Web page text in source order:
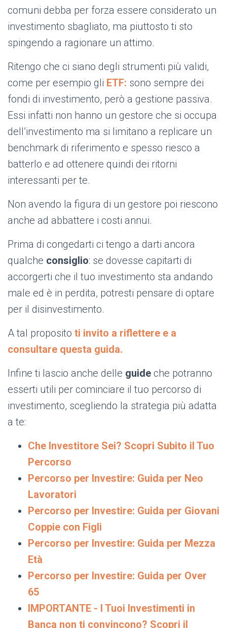
comuni debba per forza essere considerato un
investimento sbagliato, ma piuttosto ti sto
spingendo a ragionare un attimo.
Ritengo che ci siano degli strumenti più validi,
come per esempio gli ETF: sono sempre dei
fondi di investimento, però a gestione passiva.
Essi infatti non hanno un gestore che si occupa
dell’investimento ma si limitano a replicare un
benchmark di riferimento e spesso riesco a
batterlo e ad ottenere quindi dei ritorni
interessanti per te.
Non avendo la figura di un gestore poi riescono
anche ad abbattere i costi annui.
Prima di congedarti ci tengo a darti ancora
qualche consiglio: se dovesse capitarti di
accorgerti che il tuo investimento sta andando
male ed è in perdita, potresti pensare di optare
per il disinvestimento.
A tal proposito ti invito a riflettere e a
consultare questa guida.
Infine ti lascio anche delle guide che potranno
esserti utili per cominciare il tuo percorso di
investimento, scegliendo la strategia più adatta
a te:
Che Investitore Sei? Scopri Subito il Tuo
Percorso
Percorso per Investire: Guida per Neo
Lavoratori
Percorso per Investire: Guida per Giovani
Coppie con Figli
Percorso per Investire: Guida per Mezza
Età
Percorso per Investire: Guida per Over
65
IMPORTANTE - I Tuoi Investimenti in
Banca non ti convincono? Scopri il